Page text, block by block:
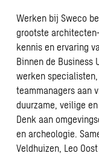
Werken bij Sweco
grootste
kennis en ervaring
Binnen de Business
werken
teammanagers aan
duurzame, veilige
Denk aan
en archeologie.
Veldhuizen, Leo